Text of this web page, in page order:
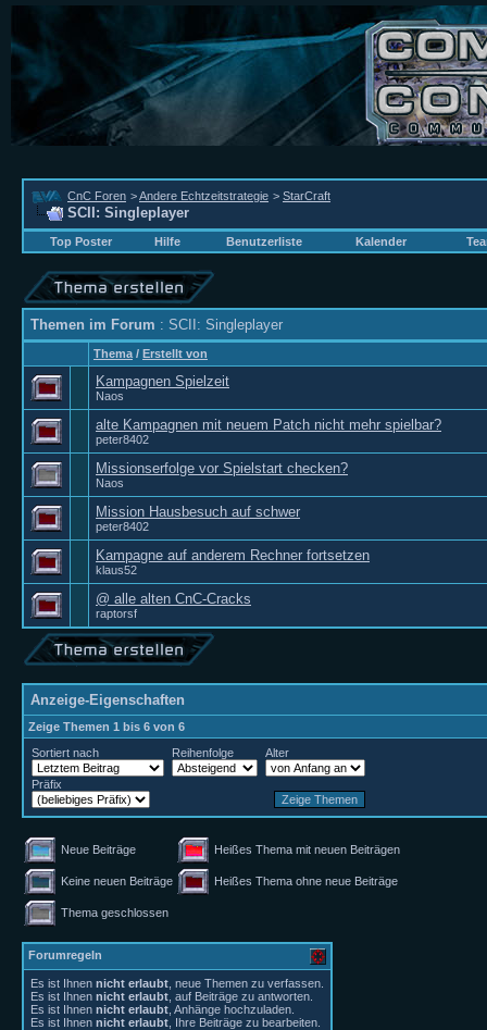
CnC Foren >Andere Echtzeitstrategie > StarCraft
SCII: Singleplayer
Top Poster Hilfe Benutzerliste Kalender
Themen im Forum : SCII: Singleplayer
Thema / Erstellt von
Kampagnen Spielzeit
Naos
alte Kampagnen mit neuem Patch nicht mehr spielbar?
peter8402
Missionserfolge vor Spielstart checken?
Naos
Mission Hausbesuch auf schwer
peter8402
Kampagne auf anderem Rechner fortsetzen
klaus52
@ alle alten CnC-Cracks
raptorsf
Anzeige-Eigenschaften
Zeige Themen 1 bis 6 von 6
Sortiert nach
Reihenfolge Alter
Präfix
Neue Beiträge Heißes Thema mit neuen Beiträgen
Keine neuen Beiträge Heißes Thema ohne neue Beiträge
Thema geschlossen
Forumregeln
Es ist Ihnen nicht erlaubt , neue Themen zu verfassen.
Es ist Ihnen nicht erlaubt , auf Beiträge zu antworten.
Es ist Ihnen nicht erlaubt , Anhänge hochzuladen.
Es ist Ihnen nicht erlaubt , Ihre Beiträge zu bearbeiten.